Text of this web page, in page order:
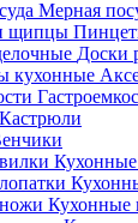
Мерная
Доски
Кастрюли
Кухонные